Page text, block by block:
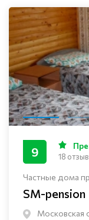
Частные дома
SM-pension
Московская
9 18